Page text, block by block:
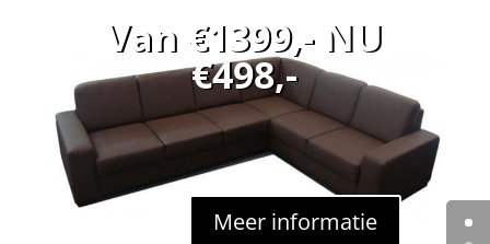
Van €1399,- NU
€498,-
Meer informatie